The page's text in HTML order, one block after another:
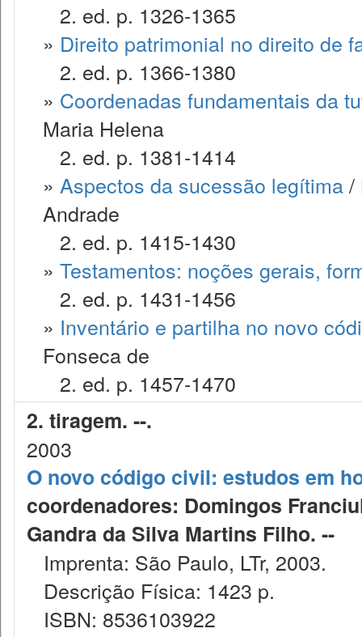
2. ed. p. 1326-1365
» Direito patrimonial no direito de
2. ed. p. 1366-1380
» Coordenadas fundamentais da
Maria Helena
2. ed. p. 1381-1414
» Aspectos da sucessão legítima/
Andrade
2. ed. p. 1415-1430
» Testamentos: noções gerais,
2. ed. p. 1431-1456
» Inventário e partilha no novo
Fonseca de
2. ed. p. 1457-1470
2. tiragem. --.
2003
O novo código civil: estudos em
coordenadores: Domingos
Gandra da Silva Martins Filho. --
Imprenta: São Paulo, LTr, 2003.
Descrição Física: 1423 p.
ISBN: 8536103922